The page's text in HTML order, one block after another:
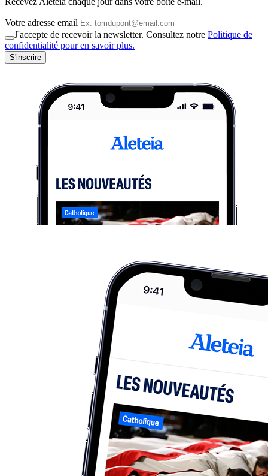
Votre adresse email
J'accepte de recevoir la newsletter. Consultez notre Politique de
confidentialité pour en savoir plus.
S'inscrire